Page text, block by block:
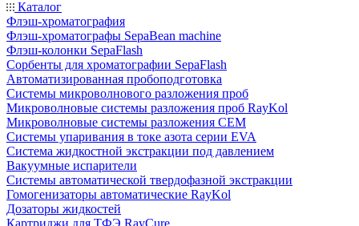
Каталог
Флэш-хроматография
Флэш-хроматографы SepaBean machine
Флэш-колонки SepaFlash
Сорбенты для хроматографии SepaFlash
Автоматизированная пробоподготовка
Системы микроволнового разложения проб
Микроволновые системы разложения проб RayKol
Микроволновые системы разложения CEM
Системы упаривания в токе азота серии EVA
Система жидкостной экстракции под давлением
Вакуумные испарители
Системы автоматической твердофазной экстракции
Гомогенизаторы автоматические RayKol
Дозаторы жидкостей
Картриджи для ТФЭ RayCure